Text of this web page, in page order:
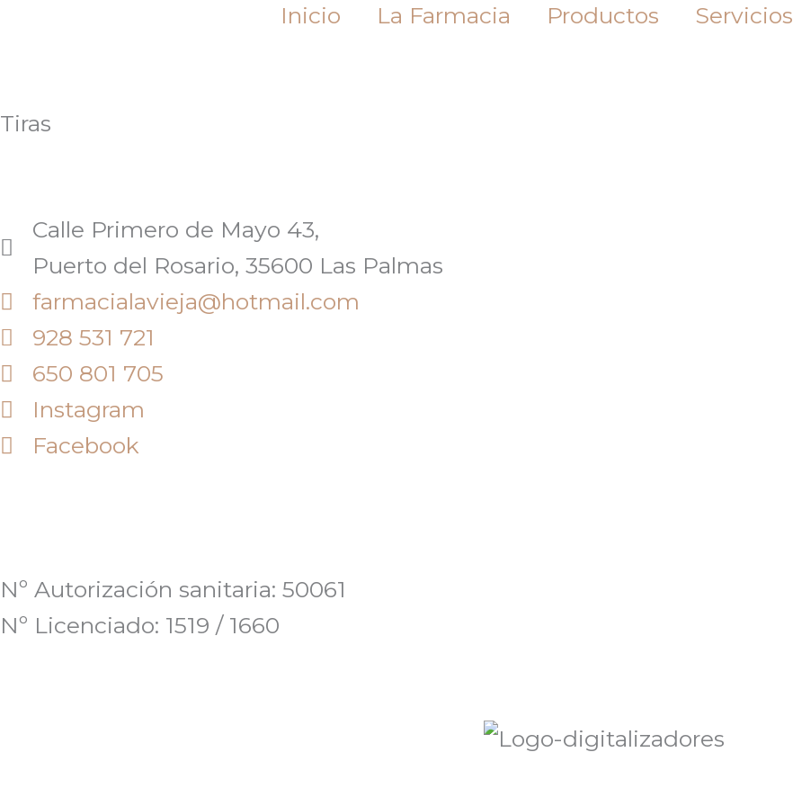
Inicio La Farmacia Productos Servicios
Tiras
Calle Primero de Mayo 43,
Puerto del Rosario, 35600 Las Palmas
farmacialavieja@hotmail.com
928 531 721
650 801 705
Instagram
Facebook
Nº Autorización sanitaria: 50061
Nº Licenciado: 1519 / 1660